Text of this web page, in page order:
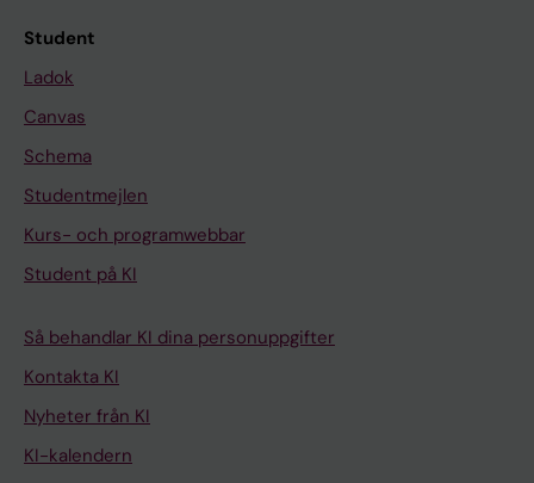
Student
Ladok
Canvas
Schema
Studentmejlen
Kurs- och programwebbar
Student på KI
Så behandlar KI dina personuppgifter
Kontakta KI
Nyheter från KI
KI-kalendern